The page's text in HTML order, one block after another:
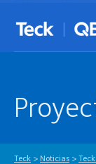
Teck > Noticias >